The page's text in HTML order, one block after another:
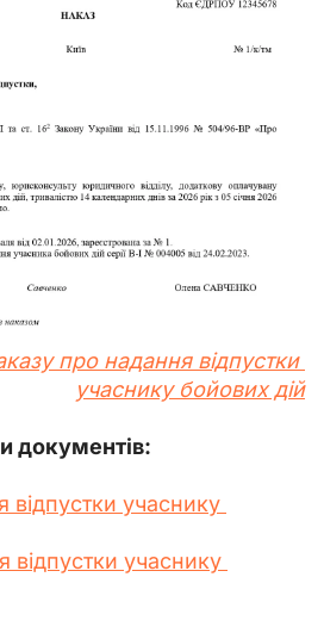
про надання відпустки
учаснику бойових дій
документів:
відпустки учаснику
відпустки учаснику